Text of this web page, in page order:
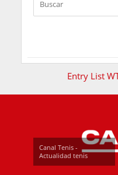
Entry List
Canal Tenis -
Actualidad tenis